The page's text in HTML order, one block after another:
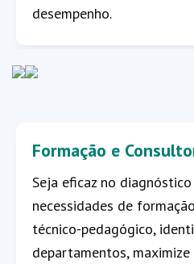
desempenho.
Formação e
Seja eficaz no
necessidades de
técnico-pedagógico,
departamentos,